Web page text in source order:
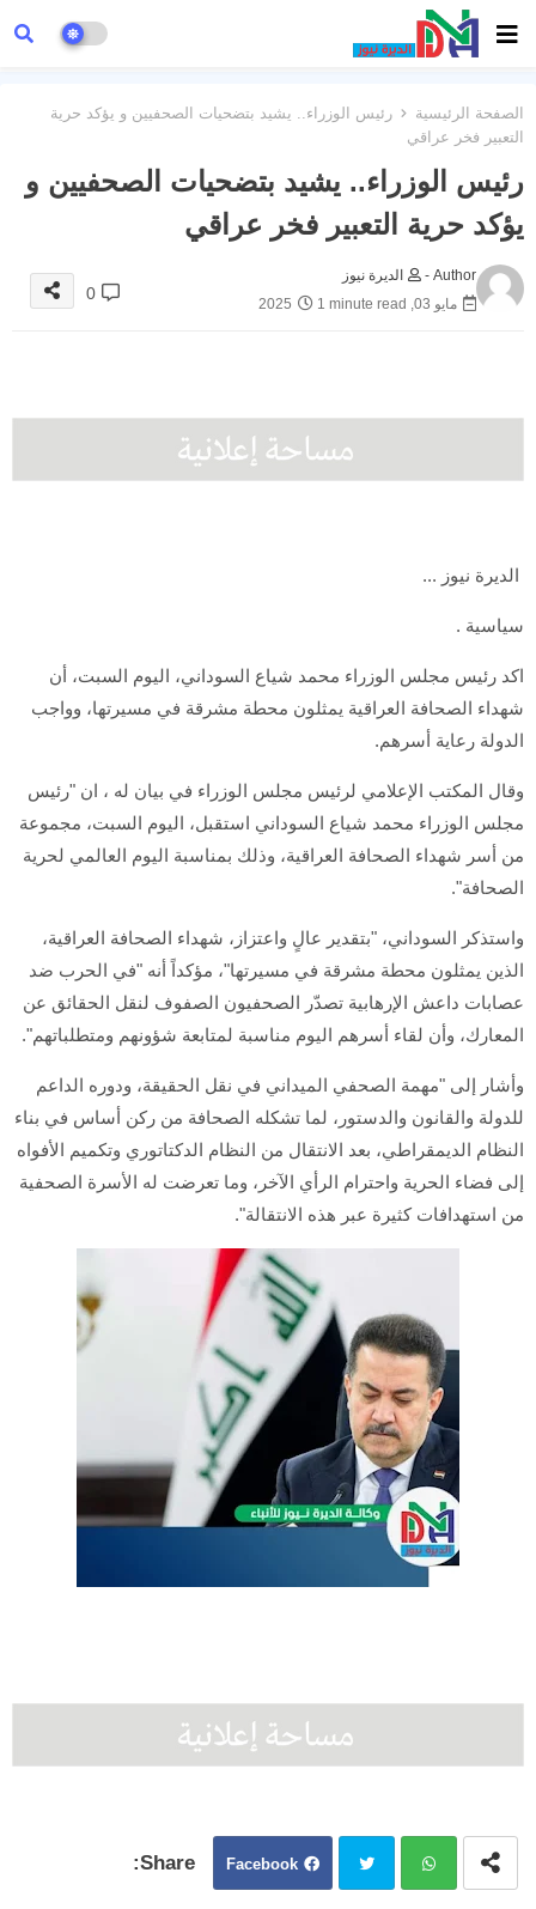
الصفحة الرئيسية
رئيس الوزراء.. يشيد بتضحيات الصحفيين و يؤكد حرية
التعبير فخر عراقي
رئيس الوزراء.. يشيد بتضحيات الصحفيين و
يؤكد حرية التعبير فخر عراقي
Author -
الديرة نيوز
مايو 03, 2025
1 minute read
0
الديرة نيوز ...
سياسية .
اكد رئيس مجلس الوزراء محمد شياع السوداني، اليوم السبت، أن
شهداء الصحافة العراقية يمثلون محطة مشرقة في مسيرتها، وواجب
الدولة رعاية أسرهم.
وقال المكتب الإعلامي لرئيس مجلس الوزراء في بيان له ، ان "رئيس
مجلس الوزراء محمد شياع السوداني استقبل، اليوم السبت، مجموعة
من أسر شهداء الصحافة العراقية، وذلك بمناسبة اليوم العالمي لحرية
الصحافة".
واستذكر السوداني، "بتقدير عالٍ واعتزاز، شهداء الصحافة العراقية،
الذين يمثلون محطة مشرقة في مسيرتها"، مؤكداً أنه "في الحرب ضد
عصابات داعش الإرهابية تصدّر الصحفيون الصفوف لنقل الحقائق عن
المعارك، وأن لقاء أسرهم اليوم مناسبة لمتابعة شؤونهم ومتطلباتهم".
وأشار إلى "مهمة الصحفي الميداني في نقل الحقيقة، ودوره الداعم
للدولة والقانون والدستور، لما تشكله الصحافة من ركن أساس في بناء
النظام الديمقراطي، بعد الانتقال من النظام الدكتاتوري وتكميم الأفواه
إلى فضاء الحرية واحترام الرأي الآخر، وما تعرضت له الأسرة الصحفية
من استهدافات كثيرة عبر هذه الانتقالة".
Facebook